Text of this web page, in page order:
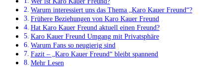
Warum interessiert uns das Thema „Karo Kauer Freund“?
Frühere Beziehungen von Karo Kauer Freund
Hat Karo Kauer Freund aktuell einen Freund?
Karo Kauer Freund Umgang mit Privatsphäre
Warum Fans so neugierig sind
Fazit – „Karo Kauer Freund“ bleibt spannend
Mehr Lesen